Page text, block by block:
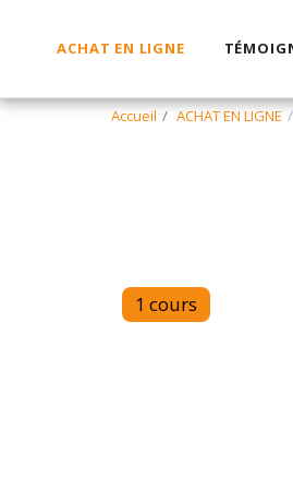
ACHAT EN LIGNE
Accueil ACHAT EN LIGNE
1 cours